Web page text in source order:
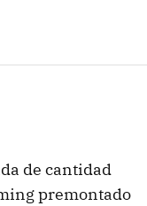
de cantidad
premontado